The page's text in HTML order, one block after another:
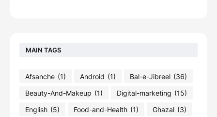
MAIN TAGS
Afsanche (1) Android (1) Bal-e-Jibreel (36)
Beauty-And-Makeup (1) Digital-marketing (15)
English (5) Food-and-Health (1) Ghazal (3)